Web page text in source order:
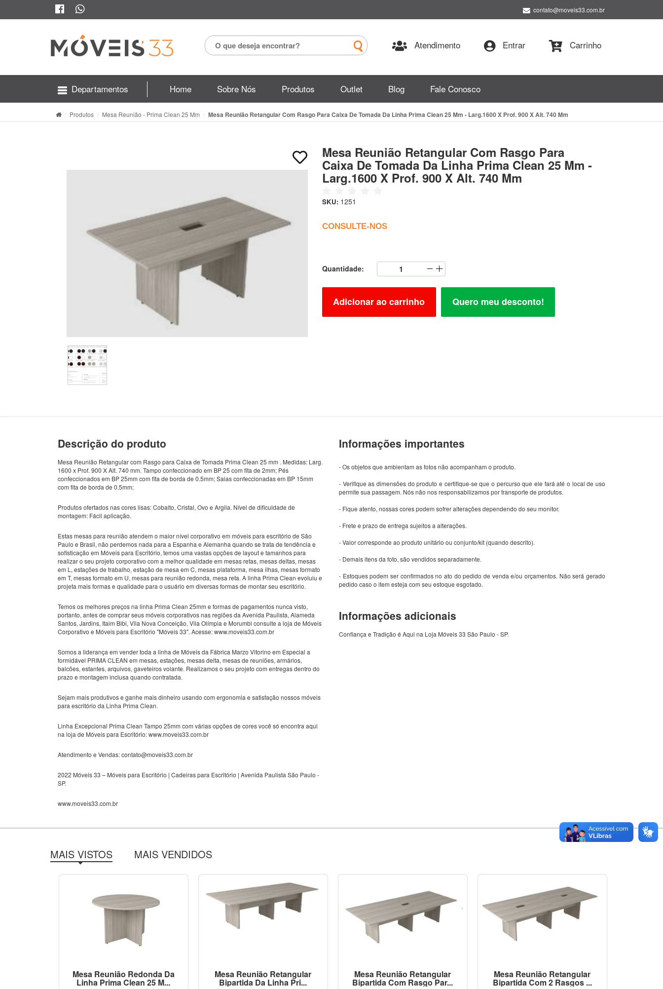
contato@moveis33.com.br
Atendimento Entrar Carrinho
Departamentos Home Sobre Nós Produtos Outlet Blog Fale Conosco
Produtos Mesa Reunião - Prima Clean 25 Mm Mesa Reunião Retangular Com Rasgo Para Caixa De Tomada Da Linha Prima Clean 25 Mm - Larg.1600 X Prof. 900 X Alt. 740 Mm
Mesa Reunião Retangular Com Rasgo Para
Caixa De Tomada Da Linha Prima Clean 25 Mm -
Larg.1600 X Prof. 900 X Alt. 740 Mm
SKU:1251
CONSULTE-NOS
Quantidade:
Adicionar ao carrinho Quero meu desconto!
Descrição do produto
Mesa Reunião Retangular com Rasgo para Caixa de Tomada Prima Clean 25 mm . Medidas: Larg.
1600 x Prof. 900 X Alt. 740 mm. Tampo confeccionado em BP 25 com fita de 2mm; Pés
confeccionados em BP 25mm com fita de borda de 0.5mm; Saias confeccionadas em BP 15mm
com fita de borda de 0.5mm;
Produtos ofertados nas cores lisas: Cobalto, Cristal, Ovo e Argila. Nível de dificuldade de
montagem: Fácil aplicação.
Estas mesas para reunião atendem o maior nível corporativo em móveis para escritório de São
Paulo e Brasil, não perdemos nada para a Espanha e Alemanha quando se trata de tendência e
sofisticação em Móveis para Escritório, temos uma vastas opções de layout e tamanhos para
realizar o seu projeto corporativo com a melhor qualidade em mesas retas, mesas deltas, mesas
em L, estações de trabalho, estação de mesa em C, mesas plataforma, mesa ilhas, mesas formato
em T, mesas formato em U, mesas para reunião redonda, mesa reta. A linha Prima Clean evoluiu e
projeta mais formas e qualidade para o usuário em diversas formas de montar seu escritório.
Temos os melhores preços na linha Prima Clean 25mm e formas de pagamentos nunca visto,
portanto, antes de comprar seus móveis corporativos nas regiões da Avenida Paulista, Alameda
Santos, Jardins, Itaim Bibi, Vila Nova Conceição, Vila Olímpia e Morumbi consulte a loja de Móveis
Corporativo e Móveis para Escritório "Móveis 33". Acesse: www.moveis33.com.br
Somos a liderança em vender toda a linha de Móveis da Fábrica Marzo Vitorino em Especial a
formidável PRIMA CLEAN em mesas, estações, mesas delta, mesas de reuniões, armários,
balcões, estantes, arquivos, gaveteiros volante. Realizamos o seu projeto com entregas dentro do
prazo e montagem inclusa quando contratada.
Sejam mais produtivos e ganhe mais dinheiro usando com ergonomia e satisfação nossos móveis
para escritório da Linha Prima Clean.
Linha Excepcional Prima Clean Tampo 25mm com várias opções de cores você só encontra aqui
na loja de Móveis para Escritório: www.moveis33.com.br
Atendimento e Vendas: contato@moveis33.com.br
2022 Móveis 33 – Móveis para Escritório | Cadeiras para Escritório | Avenida Paulista São Paulo -
SP.
www.moveis33.com.br
Informações importantes
- Os objetos que ambientam as fotos não acompanham o produto.
- Verifique as dimensões do produto e certifique-se que o percurso que ele fará até o local de uso
permite sua passagem. Nós não nos responsabilizamos por transporte de produtos.
- Fique atento, nossas cores podem sofrer alterações dependendo do seu monitor.
- Frete e prazo de entrega sujeitos a alterações.
- Valor corresponde ao produto unitário ou conjunto/kit (quando descrito).
- Demais itens da foto, são vendidos separadamente.
- Estoques podem ser confirmados no ato do pedido de venda e/ou orçamentos. Não será gerado
pedido caso o item esteja com seu estoque esgotado.
Informações adicionais
Confiança e Tradição é Aqui na Loja Móveis 33 São Paulo - SP.
MAIS VISTOS MAIS VENDIDOS
Mesa Reunião Redonda Da
Linha Prima Clean 25 M...
Mesa Reunião Retangular
Bipartida Da Linha Pri...
Mesa Reunião Retangular
Bipartida Com Rasgo Par...
Mesa Reunião Retangular
Bipartida Com 2 Rasgos ...